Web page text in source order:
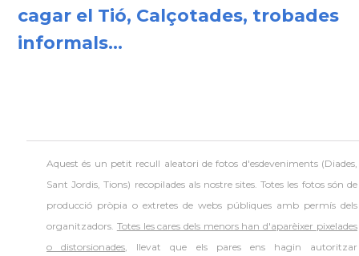
cagar el Tió, Calçotades, trobades
informals...
Aquest és un petit recull aleatori defotos d'esdeveniments (Diades,
Sant Jordis, Tions) recopilades als nostre sites. Totes les fotos són de
producció pròpia o extretes de webs públiques amb permís dels
organitzadors. Totes les cares dels menors han d'aparèixer pixelades
o distorsionades, llevat que els pares ens hagin autoritzar